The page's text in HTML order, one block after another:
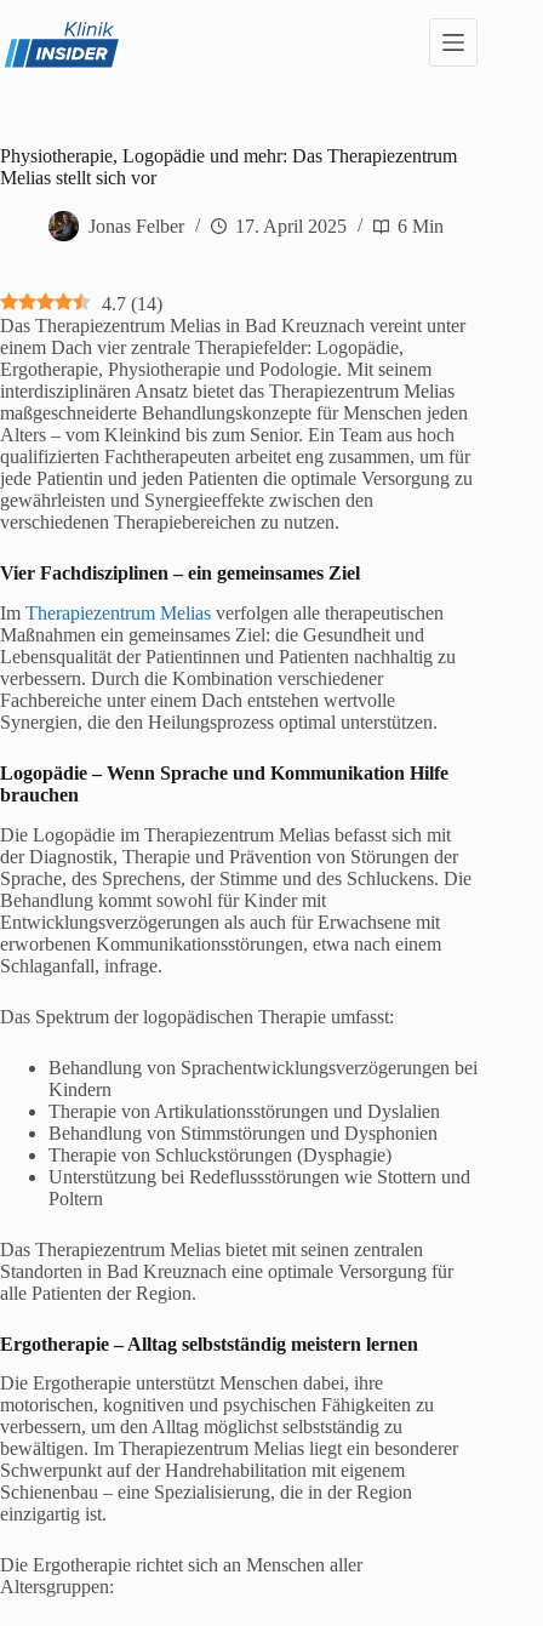
springen
Physiotherapie, Logopädie und mehr: Das Therapiezentrum
Melias stellt sich vor
Jonas Felber 17. April 2025 6 Min
4.7 (14)
Das Therapiezentrum Melias in Bad Kreuznach vereint unter
einem Dach vier zentrale Therapiefelder: Logopädie,
Ergotherapie, Physiotherapie und Podologie. Mit seinem
interdisziplinären Ansatz bietet das Therapiezentrum Melias
maßgeschneiderte Behandlungskonzepte für Menschen jeden
Alters – vom Kleinkind bis zum Senior. Ein Team aus hoch
qualifizierten Fachtherapeuten arbeitet eng zusammen, um für
jede Patientin und jeden Patienten die optimale Versorgung zu
gewährleisten und Synergieeffekte zwischen den
verschiedenen Therapiebereichen zu nutzen.
Vier Fachdisziplinen – ein gemeinsames Ziel
Im Therapiezentrum Melias verfolgen alle therapeutischen
Maßnahmen ein gemeinsames Ziel: die Gesundheit und
Lebensqualität der Patientinnen und Patienten nachhaltig zu
verbessern. Durch die Kombination verschiedener
Fachbereiche unter einem Dach entstehen wertvolle
Synergien, die den Heilungsprozess optimal unterstützen.
Logopädie– Wenn Sprache und Kommunikation Hilfe
brauchen
Die Logopädie im Therapiezentrum Melias befasst sich mit
der Diagnostik, Therapie und Prävention von Störungen der
Sprache, des Sprechens, der Stimme und des Schluckens. Die
Behandlung kommt sowohl für Kinder mit
Entwicklungsverzögerungen als auch für Erwachsene mit
erworbenen Kommunikationsstörungen, etwa nach einem
Schlaganfall, infrage.
Das Spektrum der logopädischen Therapie umfasst:
Behandlung von Sprachentwicklungsverzögerungen bei
Kindern
Therapie von Artikulationsstörungen und Dyslalien
Behandlung von Stimmstörungen und Dysphonien
Therapie von Schluckstörungen (Dysphagie)
Unterstützung bei Redeflussstörungen wie Stottern und
Poltern
Das Therapiezentrum Melias bietet mit seinen zentralen
Standorten in Bad Kreuznach eine optimale Versorgung für
alle Patienten der Region.
Ergotherapie – Alltag selbstständig meistern lernen
Die Ergotherapie unterstützt Menschen dabei, ihre
motorischen, kognitiven und psychischen Fähigkeiten zu
verbessern, um den Alltag möglichst selbstständig zu
bewältigen. Im Therapiezentrum Melias liegt ein besonderer
Schwerpunkt auf der Handrehabilitation mit eigenem
Schienenbau – eine Spezialisierung, die in der Region
einzigartig ist.
Die Ergotherapie richtet sich an Menschen aller
Altersgruppen: